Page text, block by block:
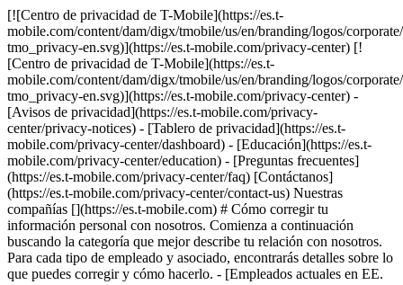
[![Centro de privacidad de T-Mobile](https://es.t-mobile.com/content/dam/digx/tmobile/us/en/branding/logos/corporate/logo-tmo_privacy-en.svg)](https://es.t-mobile.com/privacy-center) [![Centro de privacidad de T-Mobile](https://es.t-mobile.com/content/dam/digx/tmobile/us/en/branding/logos/corporate/logo-tmo_privacy-en.svg)](https://es.t-mobile.com/privacy-center) - [Avisos de privacidad](https://es.t-mobile.com/privacy-center/privacy-notices) - [Tablero de privacidad](https://es.t-mobile.com/privacy-center/dashboard) - [Educación](https://es.t-mobile.com/privacy-center/education) - [Preguntas frecuentes](https://es.t-mobile.com/privacy-center/faq) [Contáctanos](https://es.t-mobile.com/privacy-center/contact-us) Nuestras compañías [](https://es.t-mobile.com) # Cómo corregir tu información personal con nosotros. Comienza a continuación buscando la categoría que mejor describe tu relación con nosotros. Para cada tipo de empleado y asociado, encontrarás detalles sobre lo que puedes corregir y cómo hacerlo. - [Empleados actuales en EE. UU.](https://es.t-mobile.com#us-employees) - [Exempleados en EE. UU.](https://es.t-mobile.com#former-us-employees) - [Contratistas](https://es.t-mobile.com#current-former-contractors) - [Solicitantes de empleo](https://es.t-mobile.com#job-applicants) - [Empleados internacionales](https://es.t-mobile.com#international-employees) - [Visitantes a la oficina](https://es.t-mobile.com#office-visitors) ## Empleados actuales en EE. UU. ### Usa Workday __Tiempo aproximado:__ menos de cinco minutos. 1. Ingresa en [__Workday__](https://www.myworkday.com/tmobile/d/home.htmld). 2. Selecciona "Update Contact Info (actualizar información de contacto)" o "Personal Information (información personal)" en la pantalla de navegación global. 3. Actualiza tu información de contacto laboral o residencial. ### Llamada a myHR __Tiempo aproximado:__ por lo general, menos de 10 minutos Si no puedes corregir tu información personal a través de tu cuenta de Workday, nuestro equipo de recursos humanos, myHR, puede ayudarte a corregir ciertos datos personales. [1-866-578-6423](tel:1-866-578-6423) ### Formulario por Internet para residentes de California __Tiempo aproximado:__ hasta 45 días Empleados estadounidenses actuales que sean residentes de California pueden enviar una solicitud por Internet para corregir los datos personales que tengamos. Si además tienes una cuenta personal con T-Mobile o cualquiera de nuestras marcas, tienes que enviar una solicitud por separado para que se hagan esas correcciones. [Comienza](https://es.t-mobile.com/privacy-center/privacy-rights-request/personnel) ### Más opciones __Tiempo aproximado:__ por lo general, menos de 10 minutos #### ¿Necesitas corregir información confidencial? Para corregir tu número de Seguro Social (SSN) y otra clase de información confidencial, envía un ticket a través del [__Centro de ayuda para atención de empleados__](https://employeecare.t-mobile.com/hc/en-us). Es posible que se te pida que entregues documentos con validez legal para poder verificar las correcciones. #### ¿Necesitas cambiar tu dirección de email laboral? ​Comunícate con [__Servicios tecnológicos__](https://tmobileusa.sharepoint.com/sites/tn-ets/SitePages/Service-Desk.aspx) para recibir asistencia con el email.​ ## Exempleados en EE. UU. ### Llamada a myHR __Tiempo aproximado:__ por lo general, menos de 10 minutos #### Exempleados Nuestro equipo de recursos humanos te puede ayudar a actualizar la dirección postal que T-Mobile tiene registrada. Tus datos personales se conservan durante un tiempo limitado para cumplir nuestra política de retención de datos y nuestras obligaciones legales. #### Empleados separados Nuestro equipo de recursos humanos puede ayudarte a actualizar tu dirección de correo, número de teléfono personal o email personal. [1-866-578-6423](tel:1-866-578-6423) ### Formulario por Internet para residentes de California __Tiempo aproximado:__ hasta 45 días Exempleados estadounidenses que sean residentes de California pueden enviar una solicitud por Internet para corregir los datos personales que tengamos. Si además tienes una cuenta personal con T-Mobile o cualquiera de nuestras marcas, tienes que enviar una solicitud por separado para que se hagan esas correcciones. [Comienza](https://es.t-mobile.com/privacy-center/privacy-rights-request/personnel) ## Excontratistas y contratistas actuales ### Comunícate con tu gerente de T-Mobile o empleador __Tiempo aproximado:__ varía Si trabajas como contratista que no es trabajador de T-Mobile o como contratista externo, comunícate con tu gerente o empleador de T-Mobile para iniciar el proceso de actualización de tu información personal. #### Trabajadores de tiendas autorizados Puedes actualizar tu nombre y número de teléfono personal pidiéndole a un empleado que envíe por email una solicitud a __DealerProvisioning@T-Mobile.com__. #### Empleados de SNIP y Fieldglass Tu empleador o gerente de T-Mobile puede iniciar la corrección de tu información personal abriendo un ticket en Compass. #### Excontratistas Puedes hacer correcciones en tu información personal solo si el estado del empleado está activo. ### Formulario por Internet para residentes de California __Tiempo aproximado:__ hasta 45 días Excontratistas y contratistas actuales que sean residentes de California pueden enviar una solicitud por Internet para corregir los datos personales que tengamos. Si además tienes una cuenta personal con T-Mobile o cualquiera de nuestras marcas, tienes que enviar una solicitud por separado para que se hagan esas correcciones. [Comienza](https://es.t-mobile.com/privacy-center/privacy-rights-request/personnel) ## Solicitantes de empleo ### Ingresa __Tiempo aproximado:__ menos de cinco minutos. Cierta información personal puede actualizarse visitando la página de empleos en nuestro sitio web. Solo tienes que ingresar como [__solicitante__](https://careers.t-mobile.com/applicant-login/). Si eres empleado actual y envías una solicitud para un puesto interno diferente, puedes ingresar en [__Workday__](https://www.myworkday.com/tmobile/d/home.htmld) y seleccionar "Update Contact Info (actualizar información de contrato)" o "Personal Information (información personal)" en la ventana de navegación global para cambiar tu información de contacto residencial o laboral. ### Formulario por Internet para residentes de California __Tiempo aproximado:__ hasta 45 días Los candidatos que sean residentes de California pueden enviar una solicitud por Internet para corregir los datos personales que tengamos. Si además tienes una cuenta personal con T-Mobile o cualquiera de nuestras marcas, tienes que enviar una solicitud por separado para que se hagan esas correcciones. [Comienza](https://es.t-mobile.com/privacy-center/privacy-rights-request/personnel) ## Empleados internacionales ### Llamada a myHR __Tiempo aproximado:__ por lo general, menos de 10 minutos Nuestro equipo de recursos humanos puede ayudarte a corregir tu información personal. Primero, el representante tiene que verificar tu identidad. [1-888-863-8768](tel:1-888-863-8768) ### Envíanos un email __Tiempo aproximado:__ varía Si trabajaste para T-Mobile o nos visitaste fuera de EE. UU., envíanos un email para tener más detalles en __IntlPrivSpt@T-Mobile.com__. ## Visitantes a la oficina ### Formulario por Internet para residentes de California __Tiempo aproximado:__ hasta 45 días Los visitantes a las oficinas que sean residentes de California pueden enviar una solicitud por Internet para corregir los datos personales que tengamos. Si además tienes una cuenta personal con T-Mobile o cualquiera de nuestras marcas, tienes que enviar una solicitud por separado para que se hagan esas correcciones. [Comienza](https://es.t-mobile.com/privacy-center/privacy-rights-request/personnel) ## ¿Tienes preguntas? Para obtener más información acerca de tus derechos sobre datos, lee los siguientes temas: - [__Preguntas frecuentes sobre el Centro de privacidad__](https://es.t-mobile.com/privacy-center/faq.html) - [__Aviso de privacidad de la fuerza laboral de T-Mobile__](http://es.t-mobile.com/privacy-center/privacy-notices/employee-contractor-privacy-notice) - [__Aviso de privacidad del personal internacional de T-Mobile__](https://es.t-mobile.com/privacy-center/privacy-notices/employee-contractor-privacy-notice/international-personnel-privacy-notice.html) - [__Aviso de privacidad de T-Mobile__](https://es.t-mobile.com/privacy-center/privacy-notices/t-mobile-privacy-notice.html) - [__Aviso de privacidad B2B de T-Mobile__](http://es.t-mobile.com/privacy-center/privacy-notices/b2b-privacy-notice) ## ¡Hola! ¿Deseas mantener la sesión abierta? Para mantener la seguridad de tus cuentas, se cerrará automáticamente tu sesión en: Sí, mantener la sesión abierta No, cerrar la sesión ## Comparte tu pantalla mientras estás en una llamada o en la tienda __Recibe ayuda personalizada de un experto en tiempo real__ - Por tu seguridad, la información personal, las pestañas y las notificaciones se ocultan automáticamente. - Puedes dejar de compartir la pantalla en cualquier momento. - Los expertos solo pueden ver lo que hay en T-Mobile.com. - No uses la función para compartir pantalla mientras conduces o en cualquier situación en la que no sea seguro concentrarte en la pantalla. Al hacer clic en "Aceptar y continuar", das tu consentimiento para que el experto vea tu pantalla con el fin de ayudarte con la navegación. Esta sesión puede ser grabada. Para conocer más, visita el [__Aviso de privacidad de T-Mobile__](https://es.t-mobile.com/privacy-center/privacy-notices/t-mobile-privacy-notice). Aceptar y continuar No, gracias __Siguiente:__ genera un código para compartir con el experto ## Comparte este código con el Experto code Una vez que el experto haya ingresado correctamente tu código, esta ventana se cerrará y se continuará con la sesión. ##